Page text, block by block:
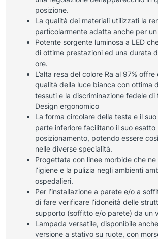
posizione.
La qualità dei materiali utilizzati la
particolarmente adatta anche per
Potente sorgente luminosa a LED
di ottime prestazioni ed una durata
ore.
L’alta resa del colore Ra al 97%
qualità della luce bianca con ottima
tessuti e la discriminazione fedele di
Design ergonomico
La forma circolare della testa e il
parte inferiore facilitano il suo esatto
posizionamento, potendo essere
nelle diverse specialità.
Progettata con linee morbide che
l’igiene e la pulizia negli ambienti
ospedalieri.
Per l’installazione a parete e/o a
di fare verificare l’idoneità delle
supporto (soffitto e/o parete) da un
Lampada versatile, disponibile
versione a stativo su ruote, con